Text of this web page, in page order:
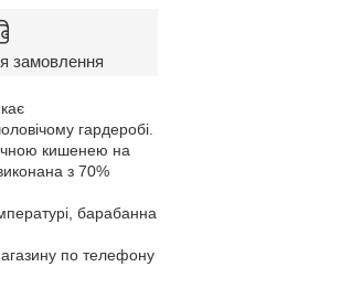
замовлення
гардеробі.
кишенею на
з 70%
барабанна
по телефону